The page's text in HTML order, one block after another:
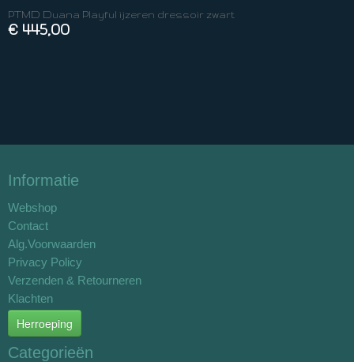
PTMD Duana Playful ijzeren dressoir zwart
€ 445,00
Informatie
Webshop
Contact
Alg.Voorwaarden
Privacy Policy
Verzenden & Retourneren
Klachten
Herroeping
Categorieën